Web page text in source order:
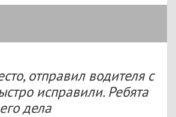
отправил водителя с
исправили. Ребята
дела